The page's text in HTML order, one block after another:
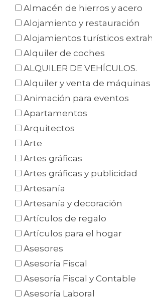
Almacén de hierros y acero
Alojamiento y restauración
Alojamientos turísticos
Alquiler de coches
ALQUILER DE VEHÍCULOS.
Alquiler y venta de máquinas
Animación para eventos
Apartamentos
Arquitectos
Arte
Artes gráficas
Artes gráficas y publicidad
Artesanía
Artesanía y decoración
Artículos de regalo
Artículos para el hogar
Asesores
Asesoría Fiscal
Asesoría Fiscal y Contable
Asesoría Laboral